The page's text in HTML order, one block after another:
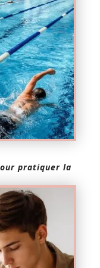
pratiquer la